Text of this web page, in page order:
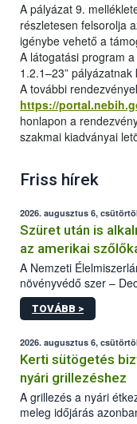
A pályázat 9.
részletesen felsorolja
igénybe vehető a
A látogatási program
1.2.1–23”
A további
https://
honlapon a
szakmai kiadványai
Friss hírek
2026. augusztus 6,
Szüret után is
az amerikai
A Nemzeti
növényvédő szer –
engedélyokiratát
egészen a
érésű szőlőkben is
védekezésre. Az
felhasználók számára
engedélyezett.
TOVÁBB >
2026. augusztus 6,
Kerti sütögetés
nyári grillezéshez
A grillezés a nyári
meleg időjárás